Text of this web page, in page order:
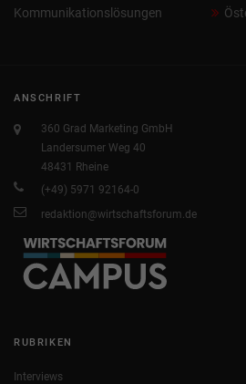
Kommunikationslösungen
ANSCHRIFT
360 Grad Marketing GmbH
Landersumer Weg 40
48431 Rheine
(+49) 5971 92164-0
redaktion@wirtschaftsforum.de
RUBRIKEN
Interviews